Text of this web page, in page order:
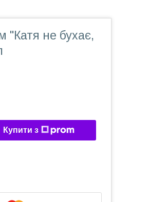
"Катя не бухає,
Купити з